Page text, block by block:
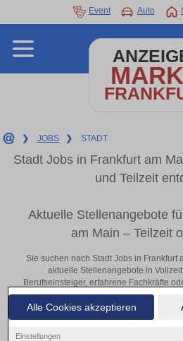
Alle Cookies akzeptieren
Einstellungen
Event Auto
❯ JOBS ❯ STADT
Stadt Jobs in Frankfurt am
und Teilzeit
Aktuelle Stellenangebote
am Main – Teilzeit
Sie suchen nach Stadt Jobs in Frankfurt
aktuelle Stellenangebote in
Berufseinsteiger, erfahrene Fachkräfte
Büro, vor Ort oder remote: Entdecken
Region und bewerben Sie sich direkt
Frankfurt am